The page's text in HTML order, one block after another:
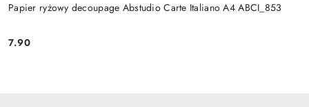
Papier ryżowy decoupage Abstudio Carte Italiano A4 ABCI_853
Cena:
7.90